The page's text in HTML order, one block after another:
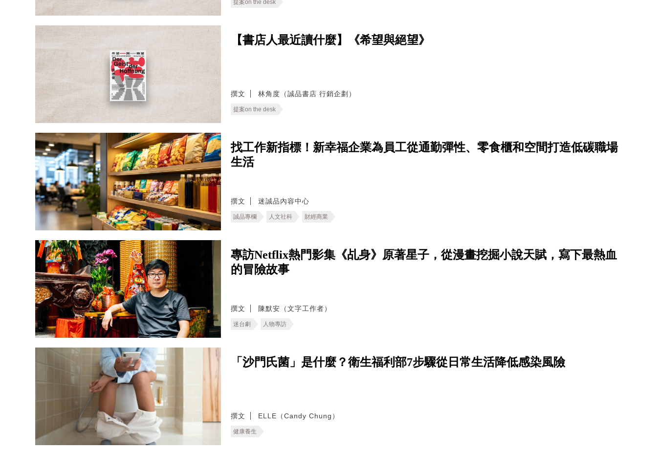
提案on the desk
【書店人最近讀什麼】《希望與絕望》
撰文 林角度（誠品書店 行銷企劃）
提案on the desk
找工作新指標！新幸福企業為員工從通勤彈性、零食櫃和空間打造低碳職場
生活
撰文 迷誠品內容中心
誠品專欄 人文社科 財經商業
專訪Netflix熱門影集《乩身》原著星子，從漫畫挖掘小說天賦，寫下最熱血
的冒險故事
撰文 陳默安（文字工作者）
迷台劇 人物專訪
「沙門氏菌」是什麼？衛生福利部7步驟從日常生活降低感染風險
撰文 ELLE（Candy Chung）
健康養生